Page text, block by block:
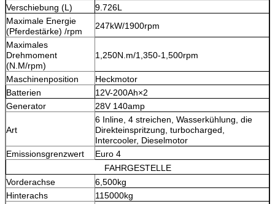
Verschiebung (L)
9.726L
Maximale Energie
(Pferdestärke) /rpm
247kW/1900rpm
Maximales
Drehmoment
(N.M/rpm)
1,250N.m/1,350-1,500rpm
Maschinenposition
Heckmotor
Batterien
12V-200Ah×2
Generator
28V 140amp
Art
6 Inline, 4 streichen, Wasserkühlung, die
Direkteinspritzung, turbocharged,
Intercooler, Dieselmotor
Emissionsgrenzwert
Euro 4
FAHRGESTELLE
Vorderachse
6,500kg
Hinterachs
115000kg